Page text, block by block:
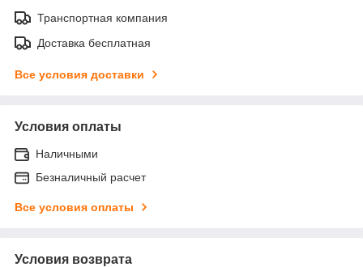
Транспортная компания
Доставка бесплатная
Все условия доставки
Условия оплаты
Наличными
Безналичный расчет
Все условия оплаты
Условия возврата